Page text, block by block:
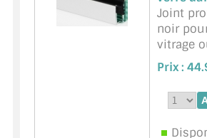
Joint
noir
vitrage
douche,
Unité de
Marque
Prix :